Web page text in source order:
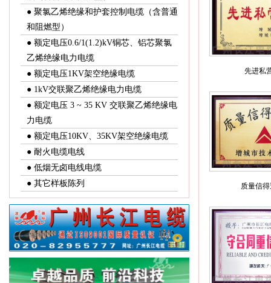
● 聚氯乙烯绝缘和护套控制电缆（含普通
和阻燃型）
● 额定电压0.6/1(1.2)kV铜芯、铝芯聚氯
乙烯绝缘电力电缆
● 额定电压1KV架空绝缘电缆
● 1kV交联聚乙烯绝缘电力电缆
● 额定电压 3 ~ 35 KV 交联聚乙烯绝缘电
力电缆
● 额定电压10KV、35KV架空绝缘电缆
● 耐火电缆电线
● 低烟无卤电线电缆
● 其它样板陈列
先进私
质量信